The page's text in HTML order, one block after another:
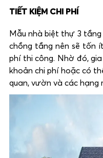
TIẾT KIỆM CHI PHÍ
Mẫu nhà biệt thự 3
chồng tầng nên sẽ tốn
phí thi công. Nhờ đó,
khoản chi phí hoặc có
quan, vườn và các hạng